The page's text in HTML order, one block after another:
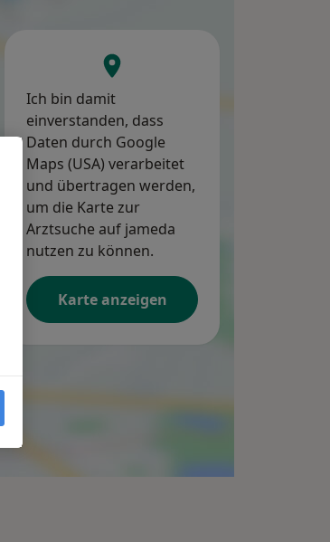
Mi,
12 Aug 13 Aug
Ich bin damit
einverstanden, dass
Daten durch Google
Maps (USA) verarbeitet
und übertragen werden,
um die Karte zur
Arztsuche auf jameda
nutzen zu können.
Karte anzeigen